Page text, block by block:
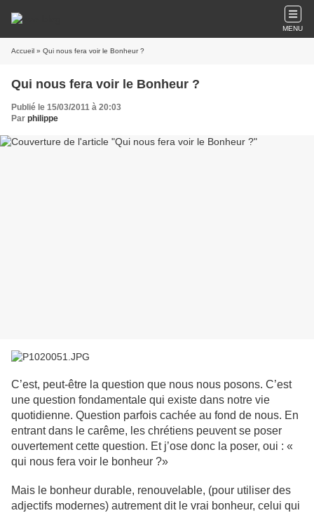
MENU
Accueil » Qui nous fera voir le Bonheur ?
Qui nous fera voir le Bonheur ?
Publié le 15/03/2011 à 20:03
Par philippe
C’est, peut-être la question que nous nous posons. C’est
une question fondamentale qui existe dans notre vie
quotidienne. Question parfois cachée au fond de nous. En
entrant dans le carême, les chrétiens peuvent se poser
ouvertement cette question. Et j’ose donc la poser, oui : «
qui nous fera voir le bonheur ?»
Mais le bonheur durable, renouvelable, (pour utiliser des
adjectifs modernes) autrement dit le vrai bonheur, celui qui